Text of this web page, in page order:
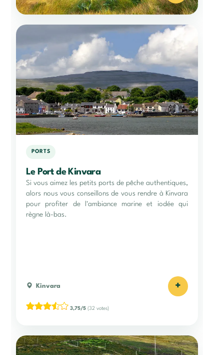
PORTS
Le Port de Kinvara
Si vous aimez les petits ports de pêche authentiques,
alors nous vous conseillons de vous rendre à Kinvara
pour profiter de l'ambiance marine et iodée qui
règne là-bas.
Kinvara +
3,75/5 (32 votes)